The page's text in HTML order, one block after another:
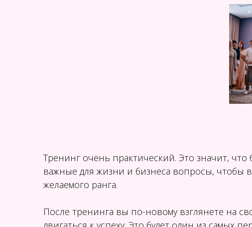
Тренинг очень практический. Это значит,
важные для жизни и бизнеса вопросы, чтобы
желаемого ранга.
После тренинга вы по-новому взглянете на